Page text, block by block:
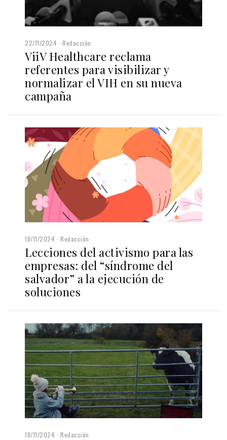
22/11/2024 Redacción
ViiV Healthcare reclama
referentes para visibilizar y
normalizar el VIH en su nueva
campaña
18/11/2024 Redacción
Lecciones del activismo para las
empresas: del “síndrome del
salvador” a la ejecución de
soluciones
18/11/2024 Redacción